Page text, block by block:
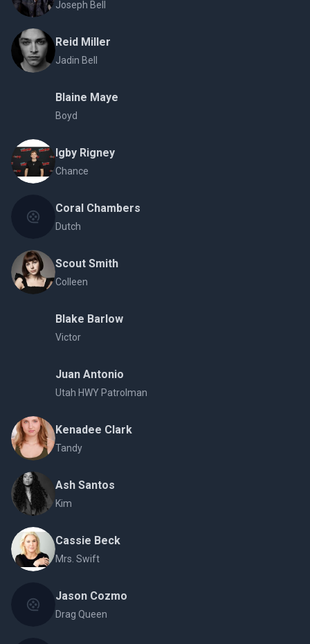
Joseph Bell
Reid Miller
Jadin Bell
Blaine Maye
Boyd
Igby Rigney
Chance
Coral Chambers
Dutch
Scout Smith
Colleen
Blake Barlow
Victor
Juan Antonio
Utah HWY Patrolman
Kenadee Clark
Tandy
Ash Santos
Kim
Cassie Beck
Mrs. Swift
Jason Cozmo
Drag Queen